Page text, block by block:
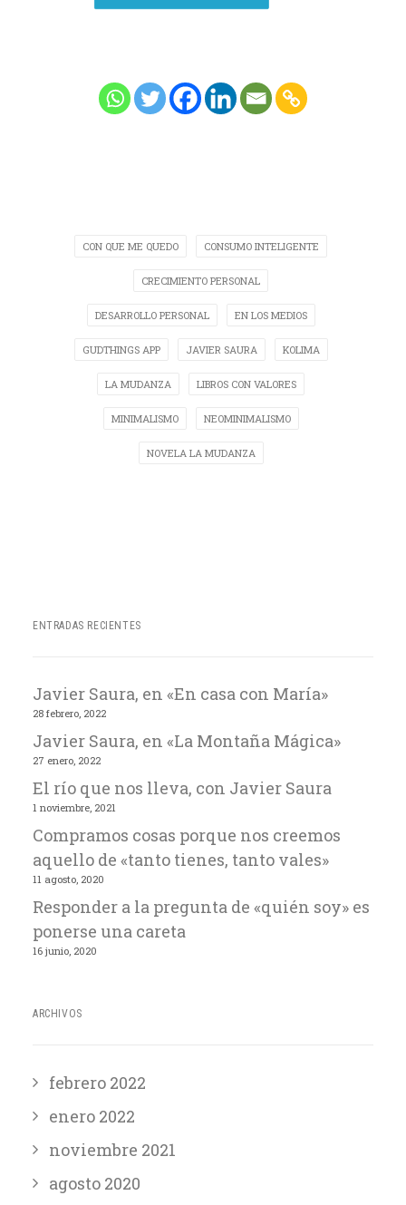
CON QUE ME QUEDO CONSUMO INTELIGENTE
CRECIMIENTO PERSONAL
DESARROLLO PERSONAL EN LOS MEDIOS
GUDTHINGS APP JAVIER SAURA KOLIMA
LA MUDANZA LIBROS CON VALORES
MINIMALISMO NEOMINIMALISMO
NOVELA LA MUDANZA
ENTRADAS RECIENTES
Javier Saura, en «En casa con María»
28 febrero, 2022
Javier Saura, en «La Montaña Mágica»
27 enero, 2022
El río que nos lleva, con Javier Saura
1 noviembre, 2021
Compramos cosas porque nos creemos
aquello de «tanto tienes, tanto vales»
11 agosto, 2020
Responder a la pregunta de «quién soy» es
ponerse una careta
16 junio, 2020
ARCHIVOS
febrero 2022
enero 2022
noviembre 2021
agosto 2020